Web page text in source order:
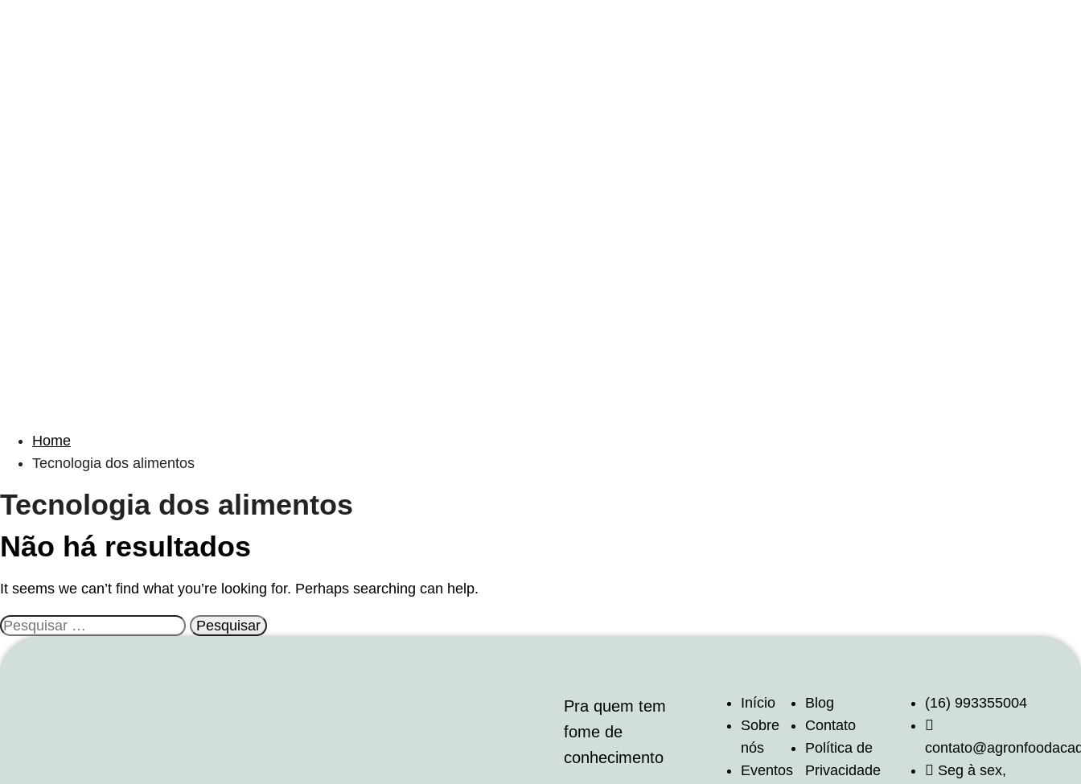
Home
Tecnologia dos alimentos
Tecnologia dos alimentos
Não há resultados
It seems we can’t find what you’re looking for. Perhaps searching can help.
Pra quem tem
fome de
conhecimento
Início
Sobre
nós
Eventos
Blog
Contato
Política de
Privacidade
(16) 993355004
Seg à sex,